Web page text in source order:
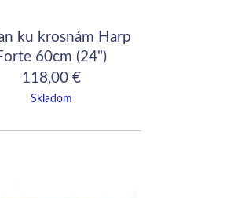
ku krosnám Harp
60cm (24")
118,00 €
Skladom